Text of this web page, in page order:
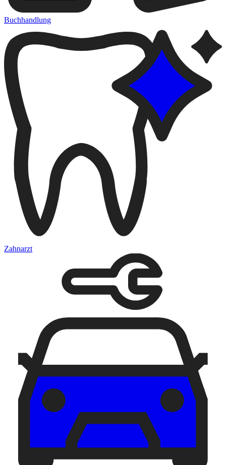
Buchhandlung
Zahnarzt